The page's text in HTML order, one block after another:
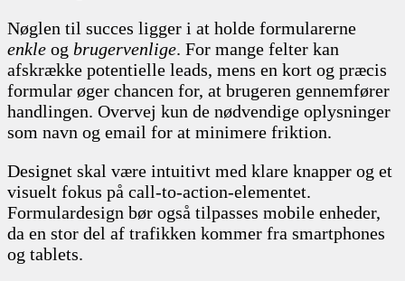
Nøglen til succes ligger i at holde formularerne
enkle og brugervenlige. For mange felter kan
afskrække potentielle leads, mens en kort og præcis
formular øger chancen for, at brugeren gennemfører
handlingen. Overvej kun de nødvendige oplysninger
som navn og email for at minimere friktion.
Designet skal være intuitivt med klare knapper og et
visuelt fokus på call-to-action-elementet.
Formulardesign bør også tilpasses mobile enheder,
da en stor del af trafikken kommer fra smartphones
og tablets.